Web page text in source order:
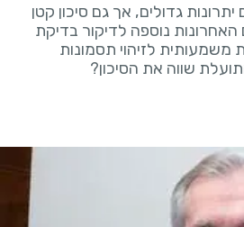
גדולים, אך גם סיכון קטן
נוספה לדיקור בדיקת
משמעותית לזיהוי תסמונות
שווה את הסיכון?